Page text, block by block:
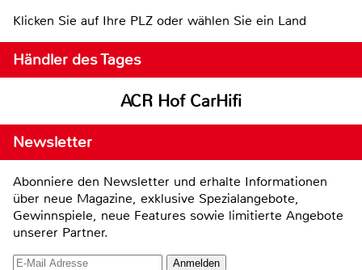
Klicken Sie auf Ihre PLZ oder wählen Sie ein Land
Händler des Tages
ACR Hof CarHifi
Newsletter
Abonniere den Newsletter und erhalte Informationen
über neue Magazine, exklusive Spezialangebote,
Gewinnspiele, neue Features sowie limitierte Angebote
unserer Partner.